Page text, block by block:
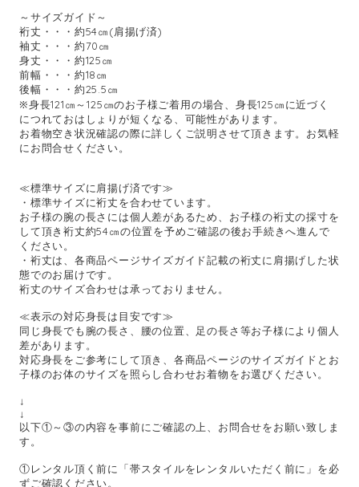
～サイズガイド～
裄丈・・・約54㎝(肩揚げ済)
袖丈・・・約70㎝
身丈・・・約125㎝
前幅・・・約18㎝
後幅・・・約25.5㎝
※身長121㎝～125㎝のお子様ご着用の場合、身長125㎝に近づく
につれておはしょりが短くなる、可能性があります。
お着物空き状況確認の際に詳しくご説明させて頂きます。お気軽
にお問合せください。
≪標準サイズに肩揚げ済です≫
・標準サイズに裄丈を合わせています。
お子様の腕の長さには個人差があるため、お子様の裄丈の採寸を
して頂き裄丈約54㎝の位置を予めご確認の後お手続きへ進んで
ください。
・裄丈は、各商品ページサイズガイド記載の裄丈に肩揚げした状
態でのお届けです。
裄丈のサイズ合わせは承っておりません。
≪表示の対応身長は目安です≫
同じ身長でも腕の長さ、腰の位置、足の長さ等お子様により個人
差があります。
対応身長をご参考にして頂き、各商品ページのサイズガイドとお
子様のお体のサイズを照らし合わせお着物をお選びください。
↓
↓
以下①～③の内容を事前にご確認の上、お問合せをお願い致しま
す。
①レンタル頂く前に「帯スタイルをレンタルいただく前に」を必
ずご確認ください。